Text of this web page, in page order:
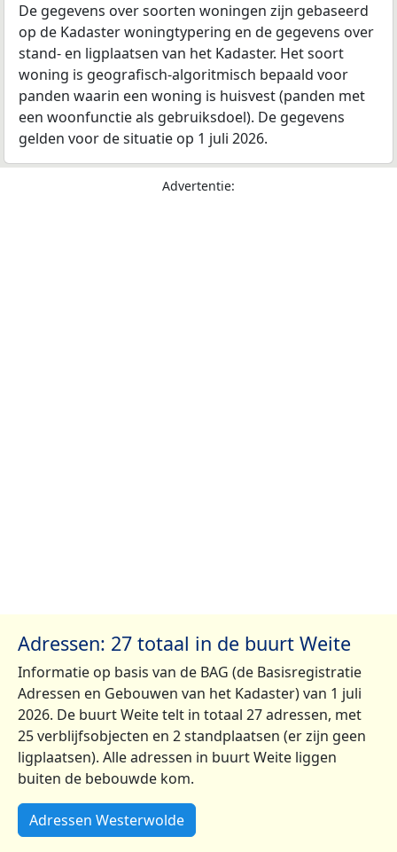
De gegevens over soorten woningen zijn gebaseerd
op de Kadaster woningtypering en de gegevens over
stand- en ligplaatsen van het Kadaster. Het soort
woning is geografisch-algoritmisch bepaald voor
panden waarin een woning is huisvest (panden met
een woonfunctie als gebruiksdoel). De gegevens
gelden voor de situatie op 1 juli 2026.
Advertentie:
Adressen: 27 totaal in de buurt Weite
Informatie op basis van de BAG (de Basisregistratie
Adressen en Gebouwen van het Kadaster) van 1 juli
2026. De buurt Weite telt in totaal 27 adressen, met
25 verblijfsobjecten en 2 standplaatsen (er zijn geen
ligplaatsen). Alle adressen in buurt Weite liggen
buiten de bebouwde kom.
Adressen Westerwolde